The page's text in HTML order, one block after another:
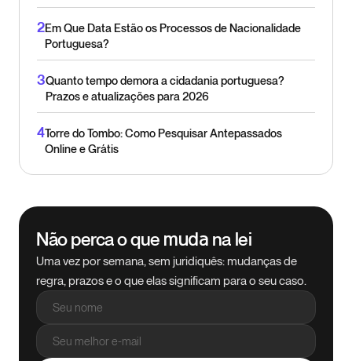
2Em Que Data Estão os Processos de Nacionalidade
Portuguesa?
3Quanto tempo demora a cidadania portuguesa?
Prazos e atualizações para 2026
4Torre do Tombo: Como Pesquisar Antepassados
Online e Grátis
Não perca o que muda na lei
Uma vez por semana, sem juridiquês: mudanças de
regra, prazos e o que elas significam para o seu caso.